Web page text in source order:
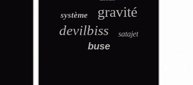
système gravité
devilbiss satajet
buse